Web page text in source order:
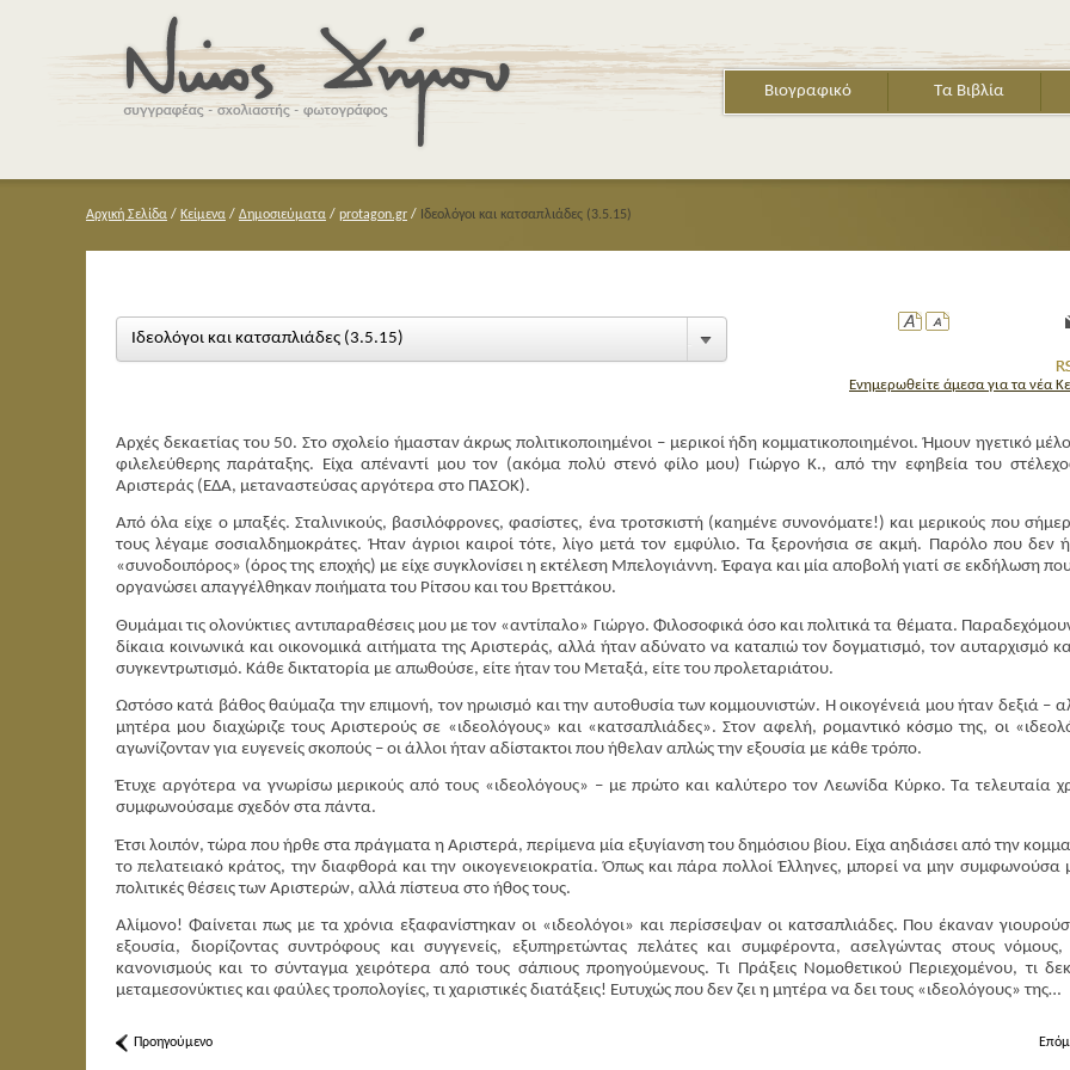
Βιογραφικό Τα Βιβλία
Αρχική Σελίδα / Κείμενα / Δημοσιεύματα / protagon.gr / Ιδεολόγοι και κατσαπλιάδες (3.5.15)
Ενημερωθείτε άμεσα για τα νέα
Ιδεολόγοι και κατσαπλιάδες (3.5.15)
Αρχές δεκαετίας του 50. Στο σχολείο ήμασταν άκρως πολιτικοποιημένοι – μερικοί ήδη κομματικοποιημένοι. Ήμουν ηγετικό
φιλελεύθερης παράταξης. Είχα απέναντί μου τον (ακόμα πολύ στενό φίλο μου) Γιώργο Κ., από την εφηβεία του
Αριστεράς (ΕΔΑ, μεταναστεύσας αργότερα στο ΠΑΣΟΚ).
Από όλα είχε ο μπαξές. Σταλινικούς, βασιλόφρονες, φασίστες, ένα τροτσκιστή (καημένε συνονόματε!) και μερικούς που
τους λέγαμε σοσιαλδημοκράτες. Ήταν άγριοι καιροί τότε, λίγο μετά τον εμφύλιο. Τα ξερονήσια σε ακμή. Παρόλο που δεν
«συνοδοιπόρος» (όρος της εποχής) με είχε συγκλονίσει η εκτέλεση Μπελογιάννη. Έφαγα και μία αποβολή γιατί σε εκδήλωση
οργανώσει απαγγέλθηκαν ποιήματα του Ρίτσου και του Βρεττάκου.
Θυμάμαι τις ολονύκτιες αντιπαραθέσεις μου με τον «αντίπαλο» Γιώργο. Φιλοσοφικά όσο και πολιτικά τα θέματα.
δίκαια κοινωνικά και οικονομικά αιτήματα της Αριστεράς, αλλά ήταν αδύνατο να καταπιώ τον δογματισμό, τον αυταρχισμό
συγκεντρωτισμό. Κάθε δικτατορία με απωθούσε, είτε ήταν του Μεταξά, είτε του προλεταριάτου.
Ωστόσο κατά βάθος θαύμαζα την επιμονή, τον ηρωισμό και την αυτοθυσία των κομμουνιστών. Η οικογένειά μου ήταν δεξιά –
μητέρα μου διαχώριζε τους Αριστερούς σε «ιδεολόγους» και «κατσαπλιάδες». Στον αφελή, ρομαντικό κόσμο της, οι
αγωνίζονταν για ευγενείς σκοπούς – οι άλλοι ήταν αδίστακτοι που ήθελαν απλώς την εξουσία με κάθε τρόπο.
Έτυχε αργότερα να γνωρίσω μερικούς από τους «ιδεολόγους» – με πρώτο και καλύτερο τον Λεωνίδα Κύρκο. Τα τελευταία
συμφωνούσαμε σχεδόν στα πάντα.
Έτσι λοιπόν, τώρα που ήρθε στα πράγματα η Αριστερά, περίμενα μία εξυγίανση του δημόσιου βίου. Είχα αηδιάσει από την
το πελατειακό κράτος, την διαφθορά και την οικογενειοκρατία. Όπως και πάρα πολλοί Έλληνες, μπορεί να μην συμφωνούσα
πολιτικές θέσεις των Αριστερών, αλλά πίστευα στο ήθος τους.
Αλίμονο! Φαίνεται πως με τα χρόνια εξαφανίστηκαν οι «ιδεολόγοι» και περίσσεψαν οι κατσαπλιάδες. Που έκαναν
εξουσία, διορίζοντας συντρόφους και συγγενείς, εξυπηρετώντας πελάτες και συμφέροντα, ασελγώντας στους νόμους,
κανονισμούς και το σύνταγμα χειρότερα από τους σάπιους προηγούμενους. Τι Πράξεις Νομοθετικού Περιεχομένου, τι
μεταμεσονύκτιες και φαύλες τροπολογίες, τι χαριστικές διατάξεις! Ευτυχώς που δεν ζει η μητέρα να δει τους «ιδεολόγους» της…
Προηγούμενο